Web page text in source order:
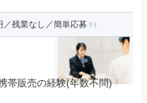
残業なし／簡単応募
帯販売の経験(年数不問)